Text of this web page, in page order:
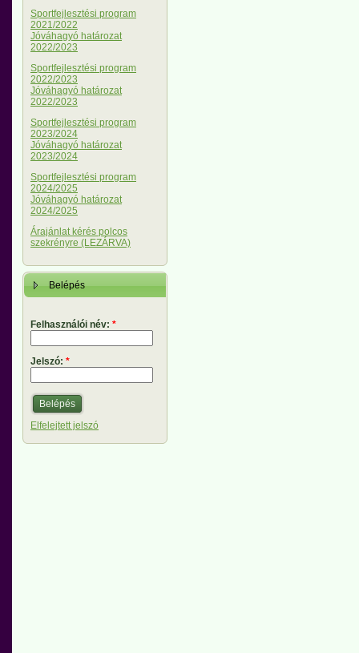
Sportfejlesztési program
2021/2022
Jóváhagyó határozat
2022/2023
Sportfejlesztési program
2022/2023
Jóváhagyó határozat
2022/2023
Sportfejlesztési program
2023/2024
Jóváhagyó határozat
2023/2024
Sportfejlesztési program
2024/2025
Jóváhagyó határozat
2024/2025
Árajánlat kérés polcos
szekrényre (LEZÁRVA)
Belépés
Felhasználói név: *
Jelszó: *
Elfelejtett jelszó